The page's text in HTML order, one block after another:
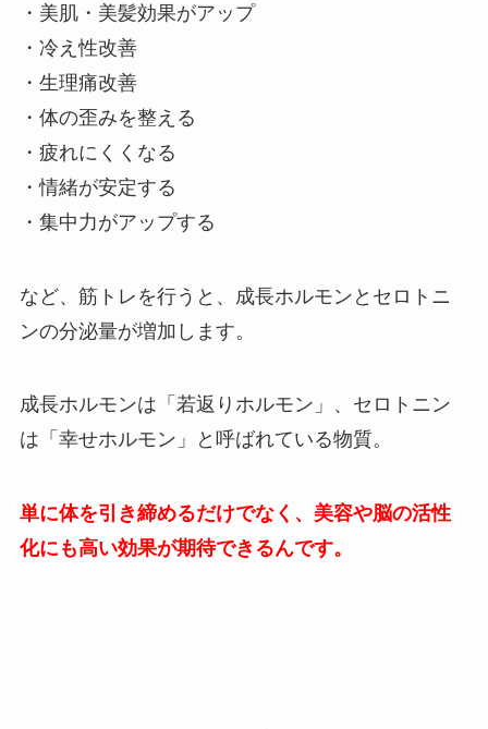
・美肌・美髪効果がアップ
・冷え性改善
・生理痛改善
・体の歪みを整える
・疲れにくくなる
・情緒が安定する
・集中力がアップする
など、筋トレを行うと、成長ホルモンとセロトニ
ンの分泌量が増加します。
成長ホルモンは「若返りホルモン」、セロトニン
は「幸せホルモン」と呼ばれている物質。
単に体を引き締めるだけでなく、美容や脳の活性
化にも高い効果が期待できるんです。